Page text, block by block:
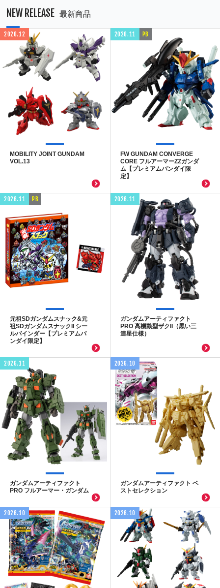
NEW RELEASE 最新商品
2026.12
MOBILITY JOINT GUNDAM
VOL.13
2026.11 PB
FW GUNDAM CONVERGE
CORE フルアーマーZZガンダ
ム【プレミアムバンダイ限
定】
2026.11 PB
元祖SDガンダムスナック&元
祖SDガンダムスナックII シー
ルバインダー【プレミアムバ
ンダイ限定】
2026.11
ガンダムアーティファクト
PRO 高機動型ザクII（黒い三
連星仕様）
2026.11
ガンダムアーティファクト
PRO フルアーマー・ガンダム
2026.10
ガンダムアーティファクト ベ
ストセレクション
2026.10 2026.10